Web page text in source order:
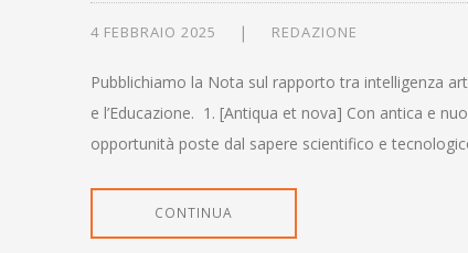
4 FEBBRAIO 2025 REDAZIONE
Pubblichiamo la Nota sul rapporto tra intelligenza
e l’Educazione. 1. [Antiqua et nova] Con antica e
opportunità poste dal sapere scientifico e
CONTINUA